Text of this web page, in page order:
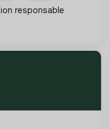
responsable